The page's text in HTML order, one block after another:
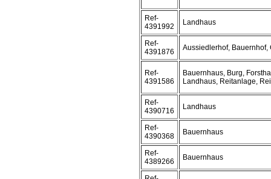
Ref-
4391992
Landhaus
Ref-
4391876
Aussiedlerhof, Bauernhof,
Ref-
4391586
Bauernhaus, Burg,
Landhaus, Reitanlage,
Ref-
4390716
Landhaus
Ref-
4390368
Bauernhaus
Ref-
4389266
Bauernhaus